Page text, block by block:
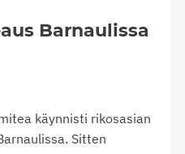
Barnaulissa
käynnisti rikosasian
Sitten